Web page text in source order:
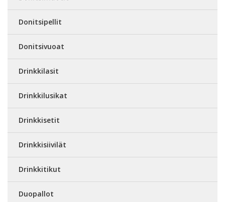
Donitsipellit
Donitsivuoat
Drinkkilasit
Drinkkilusikat
Drinkkisetit
Drinkkisiivilät
Drinkkitikut
Duopallot